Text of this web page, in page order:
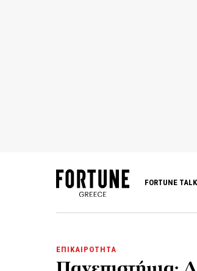
FORTUNE
ΕΠΙΚΑΙΡΟΤΗΤΑ